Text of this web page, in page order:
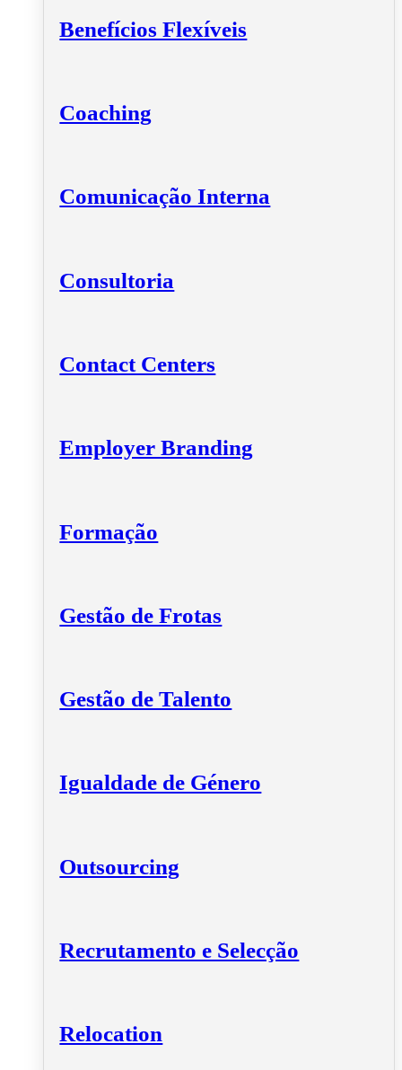
Benefícios Flexíveis
Coaching
Comunicação Interna
Consultoria
Contact Centers
Employer Branding
Formação
Gestão de Frotas
Gestão de Talento
Igualdade de Género
Outsourcing
Recrutamento e Selecção
Relocation